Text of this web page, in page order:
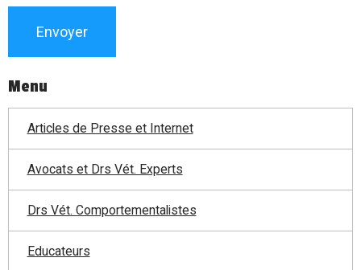
Envoyer
Menu
Articles de Presse et Internet
Avocats et Drs Vét. Experts
Drs Vét. Comportementalistes
Educateurs